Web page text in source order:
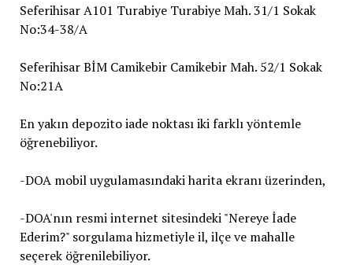
Seferihisar A101 Turabiye Turabiye Mah. 31/1 Sokak
No:34-38/A
Seferihisar BİM Camikebir Camikebir Mah. 52/1 Sokak
No:21A
En yakın depozito iade noktası iki farklı yöntemle
öğrenebiliyor.
-DOA mobil uygulamasındaki harita ekranı üzerinden,
-DOA'nın resmi internet sitesindeki "Nereye İade
Ederim?" sorgulama hizmetiyle il, ilçe ve mahalle
seçerek öğrenilebiliyor.